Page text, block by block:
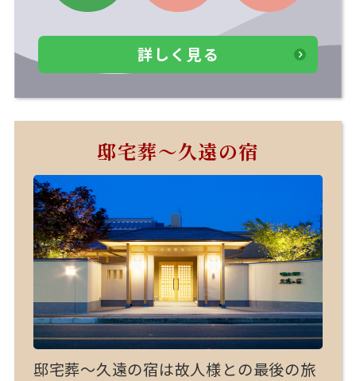
詳しく見る
邸宅葬～久遠の宿
邸宅葬～久遠の宿は故人様との最後の旅